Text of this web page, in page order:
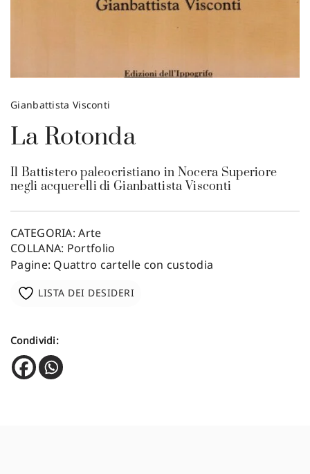
Gianbattista Visconti
La Rotonda
Il Battistero paleocristiano in Nocera Superiore
negli acquerelli di Gianbattista Visconti
CATEGORIA:Arte
COLLANA: Portfolio
Pagine: Quattro cartelle con custodia
LISTA DEI DESIDERI
Condividi: